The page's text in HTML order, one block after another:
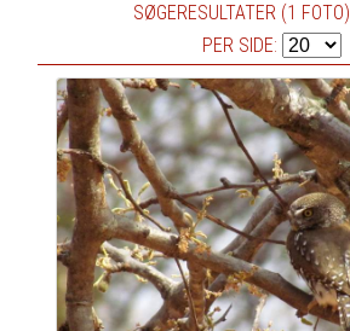
SØGERESULTATER (1 FOTO)
PER SIDE: